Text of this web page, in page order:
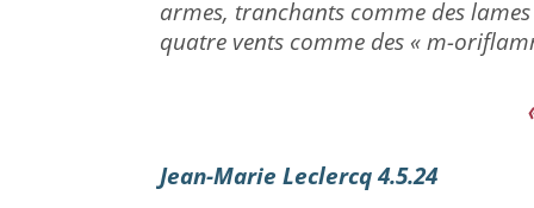
armes, tranchants comme des
quatre vents comme des « m-
Jean-Marie Leclercq 4.5.24